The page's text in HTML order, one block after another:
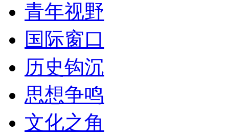
青年视野
国际窗口
历史钩沉
思想争鸣
文化之角